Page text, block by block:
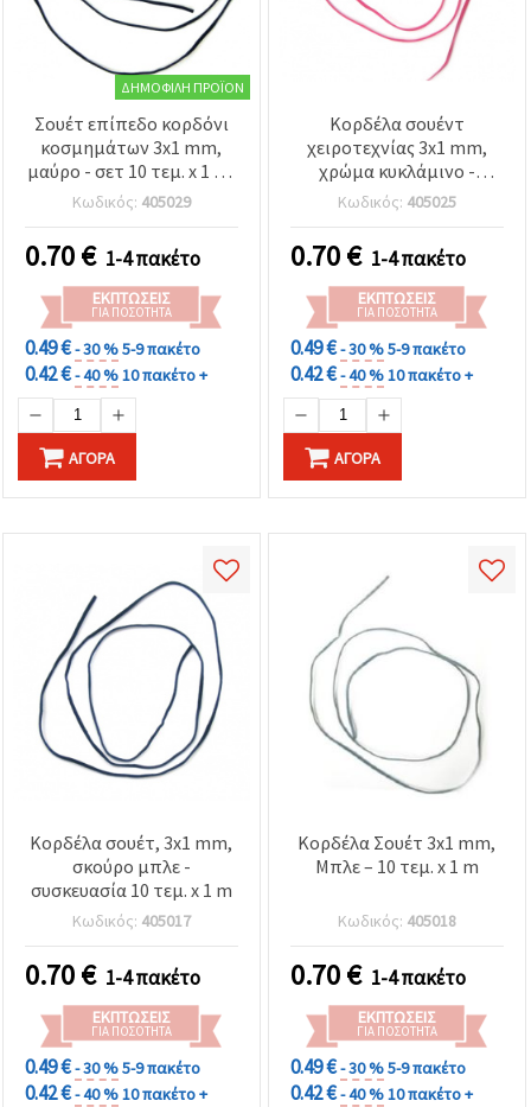
ΔΗΜΟΦΙΛΉ ΠΡΟΪΌΝ
Σουέτ επίπεδο κορδόνι
κοσμημάτων 3x1 mm,
μαύρο - σετ 10 τεμ. x 1 m,
για βραχιόλια, κολιέ και
DIY διακοσμήσεις
(χειροποίητες)
Κωδικός: 405029
0.70€ 1-4 πακέτο
ΕΚΠΤΏΣΕΙΣ
ΓΙΑ ΠΟΣΌΤΗΤΑ
0.49 €- 30 %5-9 πακέτο
0.42 €- 40 %10 πακέτο +
ΑΓΟΡΆ
Κορδέλα σουέντ
χειροτεχνίας 3x1 mm,
χρώμα κυκλάμινο -
Συσκευασία 10 τεμ. x 1 m
Κωδικός: 405025
0.70€ 1-4 πακέτο
ΕΚΠΤΏΣΕΙΣ
ΓΙΑ ΠΟΣΌΤΗΤΑ
0.49 €- 30 %5-9 πακέτο
0.42 €- 40 %10 πακέτο +
ΑΓΟΡΆ
Κορδέλα σουέτ, 3x1 mm,
σκούρο μπλε -
συσκευασία 10 τεμ. x 1 m
Κωδικός: 405017
0.70€ 1-4 πακέτο
ΕΚΠΤΏΣΕΙΣ
ΓΙΑ ΠΟΣΌΤΗΤΑ
0.49 €- 30 %5-9 πακέτο
0.42 €- 40 %10 πακέτο +
Κορδέλα Σουέτ 3x1 mm,
Μπλε – 10 τεμ. x 1 m
Κωδικός: 405018
0.70€ 1-4 πακέτο
ΕΚΠΤΏΣΕΙΣ
ΓΙΑ ΠΟΣΌΤΗΤΑ
0.49 €- 30 %5-9 πακέτο
0.42 €- 40 %10 πακέτο +